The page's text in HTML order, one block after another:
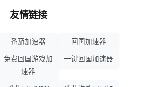
友情链接
番茄加速器 回国加速器
免费回国游戏加
速器
一键回国加速器